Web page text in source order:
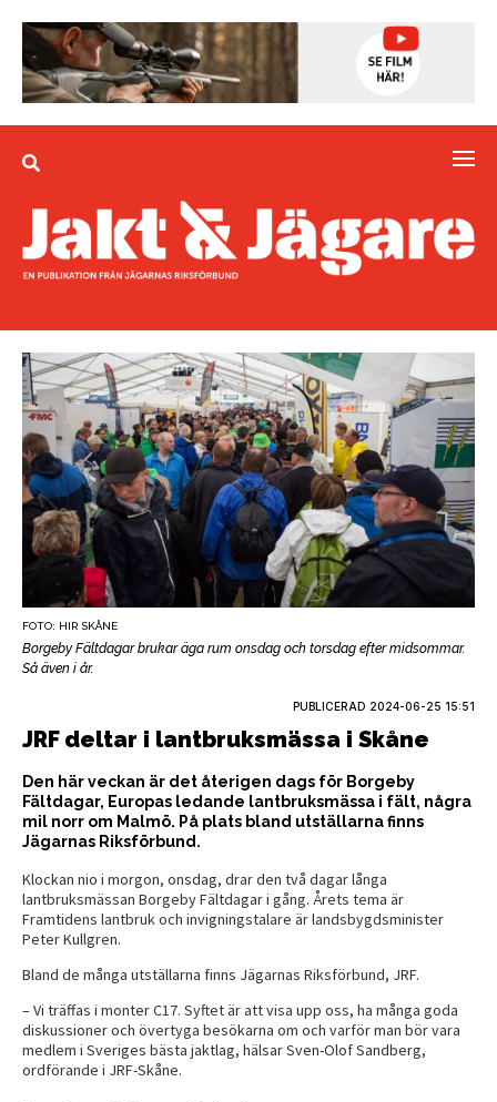
FOTO: HIR SKÅNE
Borgeby Fältdagar brukar äga rum onsdag och torsdag efter midsommar.
Så även i år.
PUBLICERAD 2024-06-25 15:51
JRF deltar i lantbruksmässa i Skåne
Den här veckan är det återigen dags för Borgeby
Fältdagar, Europas ledande lantbruksmässa i fält, några
mil norr om Malmö. På plats bland utställarna finns
Jägarnas Riksförbund.
Klockan nio i morgon, onsdag, drar den två dagar långa
lantbruksmässan Borgeby Fältdagar i gång. Årets tema är
Framtidens lantbruk och invigningstalare är landsbygdsminister
Peter Kullgren.
Bland de många utställarna finns Jägarnas Riksförbund, JRF.
– Vi träffas i monter C17. Syftet är att visa upp oss, ha många goda
diskussioner och övertyga besökarna om och varför man bör vara
medlem i Sveriges bästa jaktlag, hälsar Sven-Olof Sandberg,
ordförande i JRF-Skåne.